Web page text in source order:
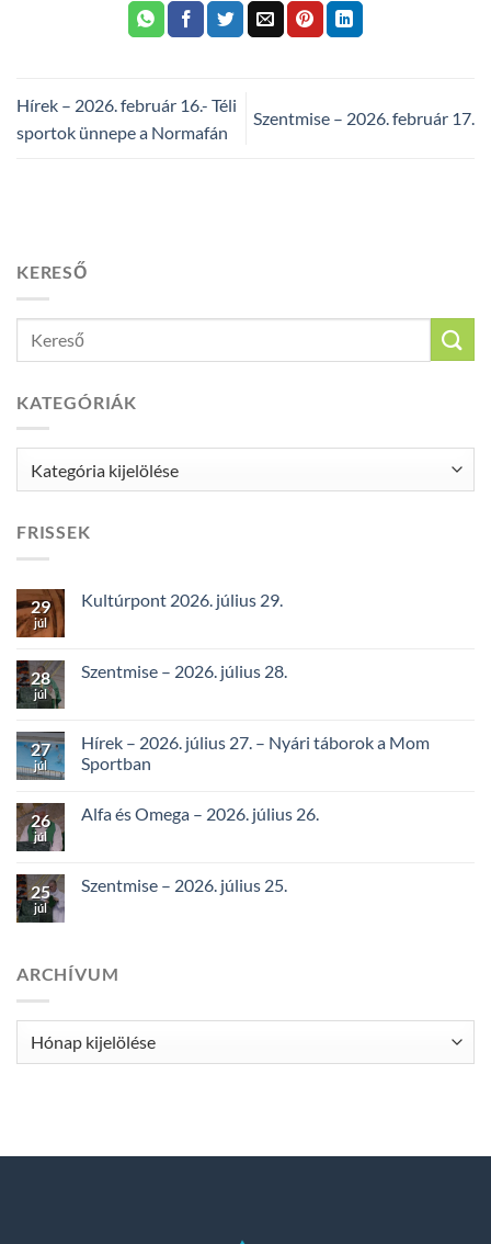
Hírek – 2026. február 16.- Téli
sportok ünnepe a Normafán
Szentmise – 2026. február 17.
KERESŐ
KATEGÓRIÁK
FRISSEK
29
júl
Kultúrpont 2026. július 29.
28
júl
Szentmise – 2026. július 28.
27
júl
Hírek – 2026. július 27. – Nyári táborok a Mom
Sportban
26
júl
Alfa és Omega – 2026. július 26.
25
júl
Szentmise – 2026. július 25.
ARCHÍVUM
Archívum